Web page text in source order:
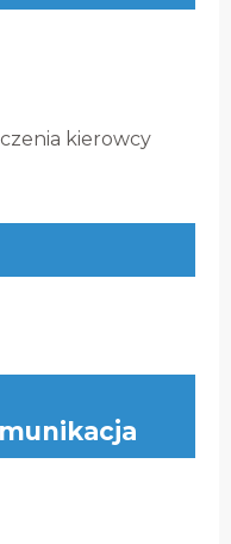
kierowcy